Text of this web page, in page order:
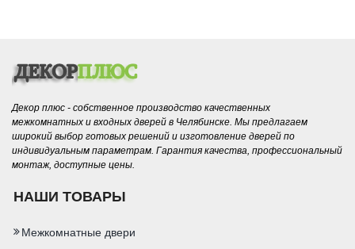
Декор плюс - собственное производство качественных
межкомнатных и входных дверей в Челябинске. Мы предлагаем
широкий выбор готовых решений и изготовление дверей по
индивидуальным параметрам. Гарантия качества, профессиональный
монтаж, доступные цены.
НАШИ ТОВАРЫ
Межкомнатные двери